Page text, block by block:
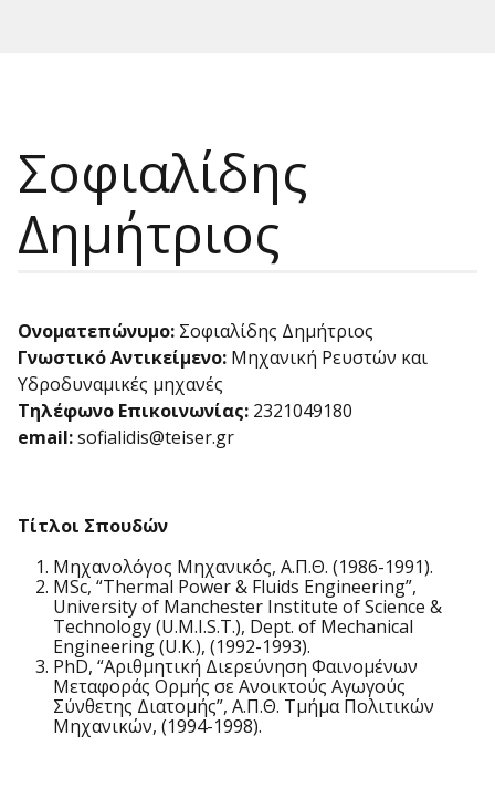
Σοφιαλίδης
Δημήτριος
Ονοματεπώνυμο: Σοφιαλίδης Δημήτριος
Γνωστικό Αντικείμενο: Μηχανική Ρευστών και
Υδροδυναμικές μηχανές
Τηλέφωνο Επικοινωνίας: 2321049180
email:sofialidis@teiser.gr
Τίτλοι Σπουδών
Μηχανολόγος Μηχανικός, Α.Π.Θ. (1986-1991).
MSc, “Thermal Power & Fluids Engineering”,
University of Manchester Institute of Science &
Technology (U.M.I.S.T.), Dept. of Mechanical
Engineering (U.K.), (1992-1993).
PhD, “Αριθμητική Διερεύνηση Φαινομένων
Μεταφοράς Ορμής σε Ανοικτούς Αγωγούς
Σύνθετης Διατομής”, Α.Π.Θ. Τμήμα Πολιτικών
Μηχανικών, (1994-1998).